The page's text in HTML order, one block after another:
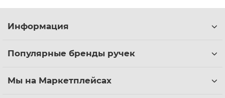
Информация
Популярные бренды ручек
Мы на Маркетплейсах